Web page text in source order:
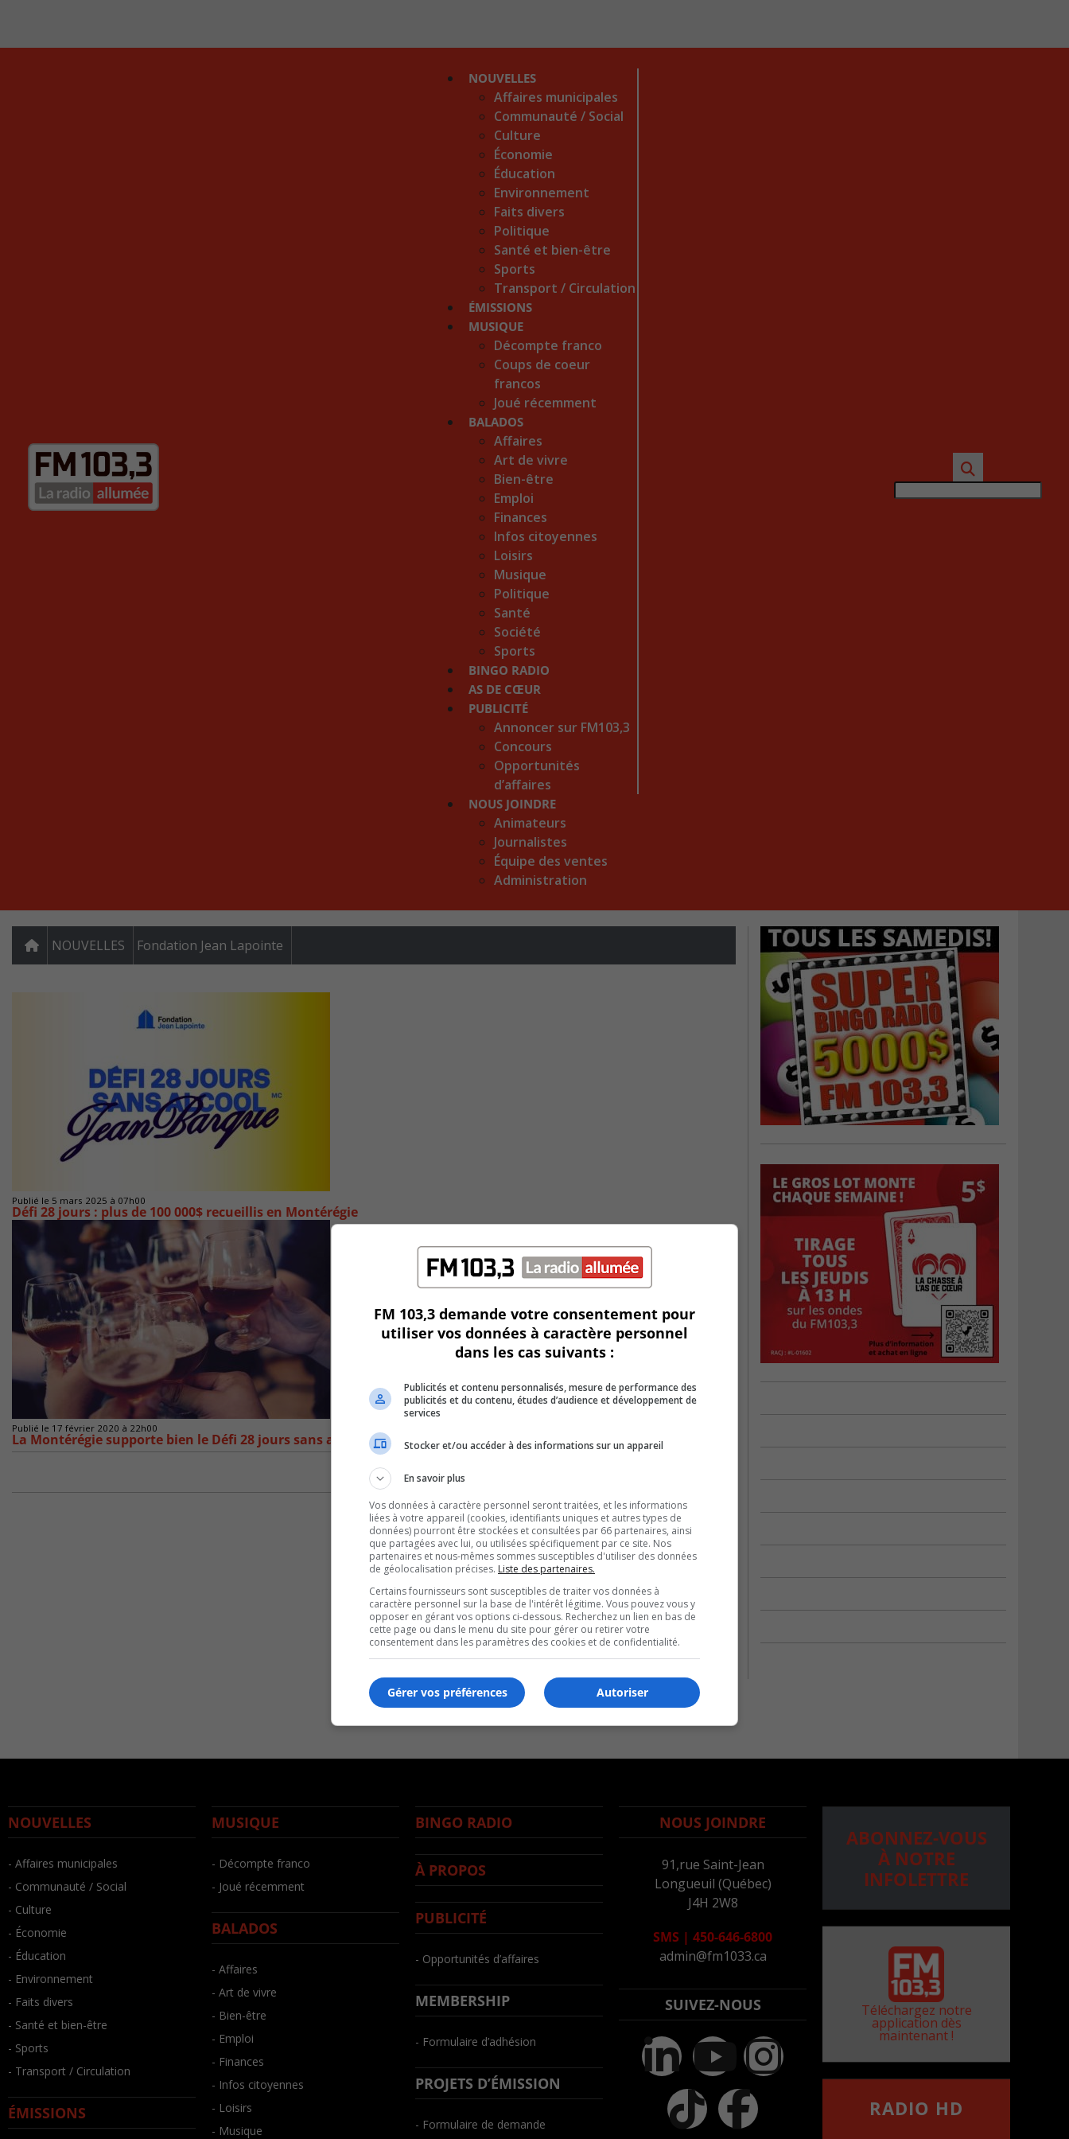
NOUVELLES
Affaires municipales
Communauté / Social
Culture
Économie
Éducation
Environnement
Faits divers
Politique
Santé et bien-être
Sports
Transport / Circulation
ÉMISSIONS
MUSIQUE
Décompte franco
Coups de coeur
francos
Joué récemment
BALADOS
Affaires
Art de vivre
Bien-être
Emploi
Finances
Infos citoyennes
Loisirs
Musique
Politique
Santé
Société
Sports
BINGO RADIO
AS DE CŒUR
PUBLICITÉ
Annoncer sur FM103,3
Concours
Opportunités
d’affaires
NOUS JOINDRE
Animateurs
Journalistes
Équipe des ventes
Administration
NOUVELLES Fondation Jean Lapointe
Publié le 5 mars 2025 à 07h00
Défi 28 jours : plus de 100 000$ recueillis en Montérégie
Publié le 17 février 2020 à 22h00
La Montérégie supporte bien le Défi 28 jours sans alcool
NOUVELLES
- Affaires municipales
- Communauté / Social
- Culture
- Économie
- Éducation
- Environnement
- Faits divers
- Santé et bien-être
- Sports
- Transport / Circulation
ÉMISSIONS
MUSIQUE
- Décompte franco
- Joué récemment
BALADOS
- Affaires
- Art de vivre
- Bien-être
- Emploi
- Finances
- Infos citoyennes
- Loisirs
- Musique
BINGO RADIO
À PROPOS
PUBLICITÉ
- Opportunités d’affaires
MEMBERSHIP
- Formulaire d’adhésion
PROJETS D’ÉMISSION
- Formulaire de demande
NOUS JOINDRE
91,rue Saint-Jean
Longueuil (Québec)
J4H 2W8
SMS | 450-646-6800
admin@fm1033.ca
SUIVEZ-NOUS
ABONNEZ-VOUS
À NOTRE
INFOLETTRE
Téléchargez notre
application dès
maintenant !
RADIO HD
FM 103,3 demande votre consentement pour
utiliser vos données à caractère personnel
dans les cas suivants :
Publicités et contenu personnalisés, mesure de performance des
publicités et du contenu, études d’audience et développement de
services
Stocker et/ou accéder à des informations sur un appareil
En savoir plus
Vos données à caractère personnel seront traitées, et les informations
liées à votre appareil (cookies, identifiants uniques et autres types de
données) pourront être stockées et consultées par 66 partenaires, ainsi
que partagées avec lui, ou utilisées spécifiquement par ce site. Nos
partenaires et nous-mêmes sommes susceptibles d'utiliser des données
de géolocalisation précises. Liste des partenaires.
Certains fournisseurs sont susceptibles de traiter vos données à
caractère personnel sur la base de l'intérêt légitime. Vous pouvez vous y
opposer en gérant vos options ci-dessous. Recherchez un lien en bas de
cette page ou dans le menu du site pour gérer ou retirer votre
consentement dans les paramètres des cookies et de confidentialité.
Autoriser
Gérer vos préférences